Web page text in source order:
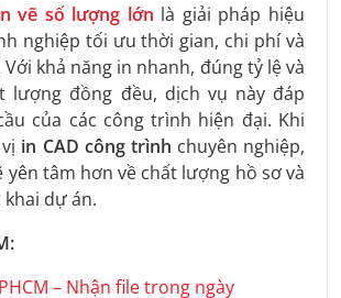
vẽ số lượng lớn là giải pháp hiệu
nghiệp tối ưu thời gian, chi phí và
khả năng in nhanh, đúng tỷ lệ và
lượng đồng đều, dịch vụ này đáp
của các công trình hiện đại. Khi
in CAD công trình chuyên nghiệp,
yên tâm hơn về chất lượng hồ sơ và
dự án.
– Nhận file trong ngày